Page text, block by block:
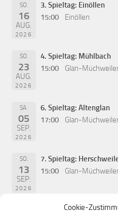
Cookie-
SO.
16
AUG.
2026
3. Spieltag: Einöllen
15:00
Einöllen
SO.
23
AUG.
2026
4. Spieltag: Mühlbach
15:00
Glan-
SA.
05
SEP.
2026
6. Spieltag: Altenglan
17:00
Glan-
SO.
13
SEP.
2026
7. Spieltag:
15:00
Glan-